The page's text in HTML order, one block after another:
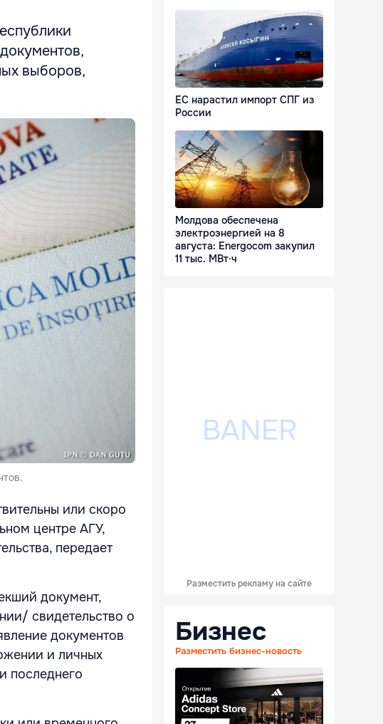
выборов,
или скоро
центре АГУ,
передает
документ,
свидетельство о
документов
и личных
последнего
ЕС нарастил импорт СПГ из
России
Молдова обеспечена
электроэнергией на 8
августа: Energocom закупил
11 тыс. МВт·ч
Разместить рекламу на сайте
Бизнес
Разместить бизнес-новость